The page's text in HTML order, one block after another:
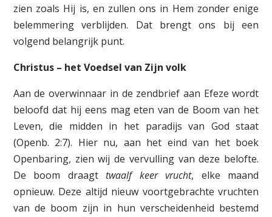
zien zoals Hij is, en zullen ons in Hem zonder enige
belemmering verblijden. Dat brengt ons bij een
volgend belangrijk punt.
Christus – het Voedsel van Zijn volk
Aan de overwinnaar in de zendbrief aan Efeze wordt
beloofd dat hij eens mag eten van de Boom van het
Leven, die midden in het paradijs van God staat
(Openb. 2:7). Hier nu, aan het eind van het boek
Openbaring, zien wij de vervulling van deze belofte.
De boom draagt twaalf keer vrucht, elke maand
opnieuw. Deze altijd nieuw voortgebrachte vruchten
van de boom zijn in hun verscheidenheid bestemd